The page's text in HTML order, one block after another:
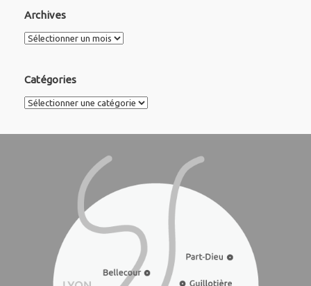
Archives
Archives
Catégories
Catégories